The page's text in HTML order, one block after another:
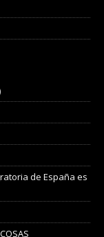
de España es